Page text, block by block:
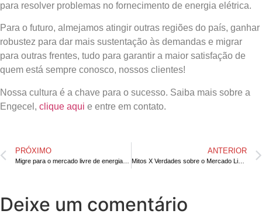
para resolver problemas no fornecimento de energia elétrica.
Para o futuro, almejamos atingir outras regiões do país, ganhar
robustez para dar mais sustentação às demandas e migrar
para outras frentes, tudo para garantir a maior satisfação de
quem está sempre conosco, nossos clientes!
Nossa cultura é a chave para o sucesso. Saiba mais sobre a
Engecel, clique aqui e entre em contato.
PRÓXIMO ANTERIOR
Mitos X Verdades sobre o Mercado Livre de Energia
Deixe um comentário